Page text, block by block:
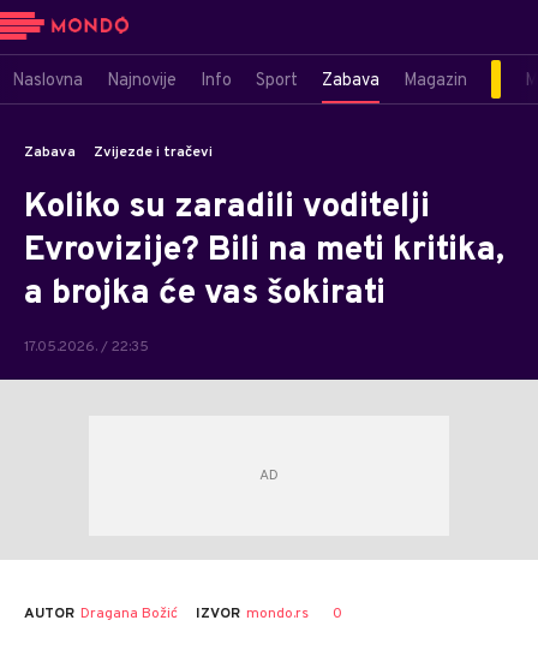
Naslovna Najnovije Info Sport Zabava Magazin
Zabava Zvijezde i tračevi
Koliko su zaradili voditelji
Evrovizije? Bili na meti kritika,
a brojka će vas šokirati
17.05.2026. / 22:35
AUTOR Dragana Božić IZVOR mondo.rs 0